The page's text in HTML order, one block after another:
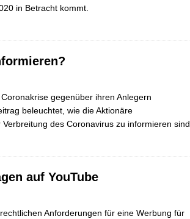
in Betracht kommt.
gegenüber ihren Anlegern
beleuchtet, wie die Aktionäre
des Coronavirus zu informieren sind.
auf YouTube
Anforderungen für eine Werbung für